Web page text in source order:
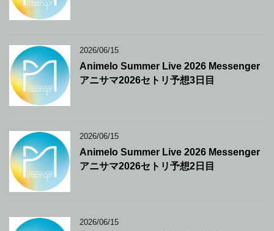
2026/06/15
Animelo Summer Live 2026 Messenger
アニサマ2026セトリ予想3日目
2026/06/15
Animelo Summer Live 2026 Messenger
アニサマ2026セトリ予想2日目
2026/06/15